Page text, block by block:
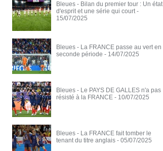
Bleues - Bilan du premier tour : Un état
d'esprit et une série qui court -
15/07/2025
Bleues - La FRANCE passe au vert en
seconde période - 14/07/2025
Bleues - Le PAYS DE GALLES n'a pas
résisté à la FRANCE - 10/07/2025
Bleues - La FRANCE fait tomber le
tenant du titre anglais - 05/07/2025